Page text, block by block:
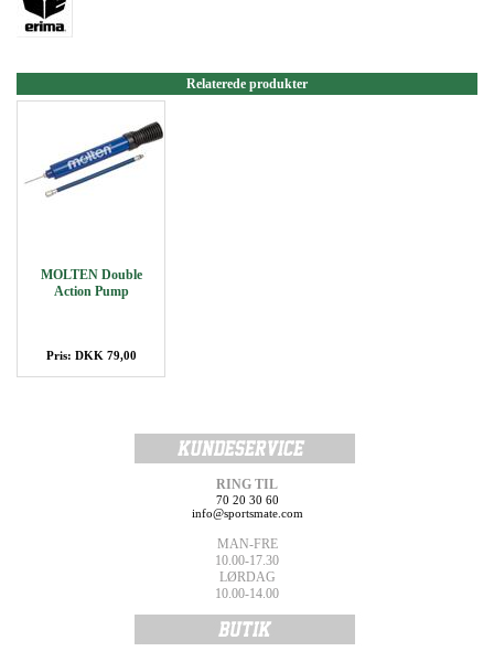
Relaterede produkter
MOLTEN Double
Action Pump
Pris: DKK 79,00
RING TIL
70 20 30 60
info@sportsmate.com
MAN-FRE
10.00-17.30
LØRDAG
10.00-14.00